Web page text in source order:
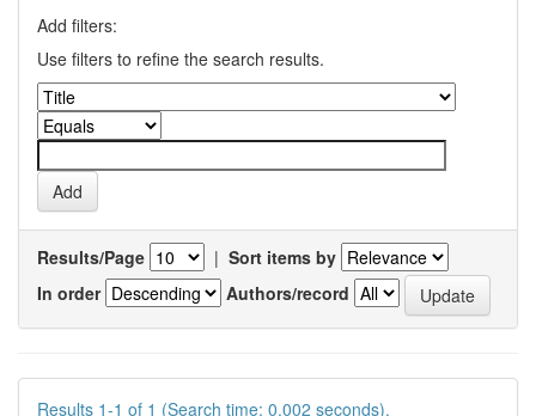
Add filters:
Use filters to refine the search results.
Results/Page | Sort items by
In order
Authors/record
Results 1-1 of 1 (Search time: 0.002 seconds).